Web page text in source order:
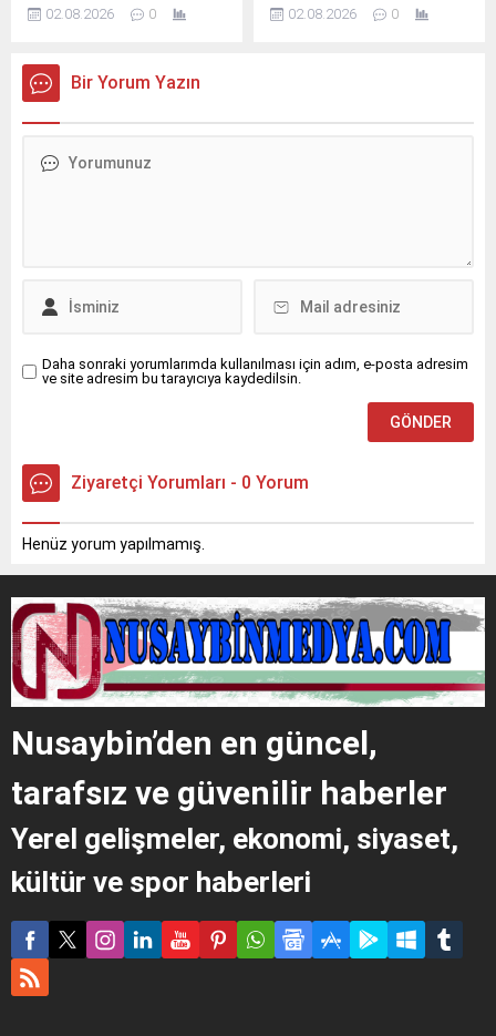
yaşındaki genç yaşamını
saatlerinde Nusaybin
ilçesine bağlı kırsal
Şahin Kurt (23), henüz
üzerine olay...
02.08.2026 0
ekiplerinin müdahalesinin
olay yerinde...
02.08.2026 0
Bir Yorum Yazın
Daha sonraki yorumlarımda kullanılması için adım, e-posta adresim
ve site adresim bu tarayıcıya kaydedilsin.
Ziyaretçi Yorumları - 0 Yorum
Henüz yorum yapılmamış.
Nusaybin’den en güncel,
tarafsız ve güvenilir haberler
Yerel gelişmeler, ekonomi, siyaset,
kültür ve spor haberleri